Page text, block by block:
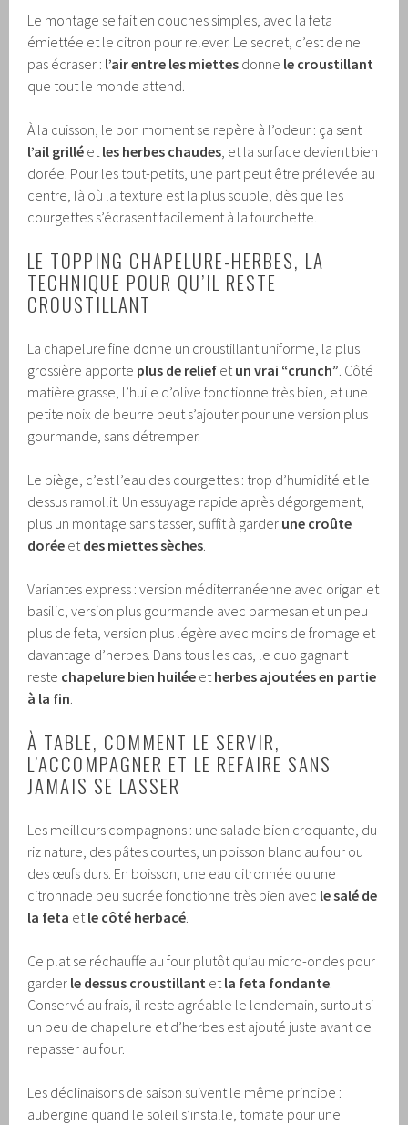
Le montage se fait en couches simples, avec la feta
émiettée et le citron pour relever. Le secret, c’est de ne
pas écraser : l’air entre les miettes donne le croustillant
que tout le monde attend.
À la cuisson, le bon moment se repère à l’odeur : ça sent
l’ail grillé etles herbes chaudes, et la surface devient bien
dorée. Pour les tout-petits, une part peut être prélevée au
centre, là où la texture est la plus souple, dès que les
courgettes s’écrasent facilement à la fourchette.
LE TOPPING CHAPELURE-HERBES, LA
TECHNIQUE POUR QU’IL RESTE
CROUSTILLANT
La chapelure fine donne un croustillant uniforme, la plus
grossière apporte plus de relief etun vrai “crunch”. Côté
matière grasse, l’huile d’olive fonctionne très bien, et une
petite noix de beurre peut s’ajouter pour une version plus
gourmande, sans détremper.
Le piège, c’est l’eau des courgettes : trop d’humidité et le
dessus ramollit. Un essuyage rapide après dégorgement,
plus un montage sans tasser, suffit à garder une croûte
dorée etdes miettes sèches.
Variantes express : version méditerranéenne avec origan et
basilic, version plus gourmande avec parmesan et un peu
plus de feta, version plus légère avec moins de fromage et
davantage d’herbes. Dans tous les cas, le duo gagnant
reste chapelure bien huilée etherbes ajoutées en partie
à la fin.
À TABLE, COMMENT LE SERVIR,
L’ACCOMPAGNER ET LE REFAIRE SANS
JAMAIS SE LASSER
Les meilleurs compagnons : une salade bien croquante, du
riz nature, des pâtes courtes, un poisson blanc au four ou
des œufs durs. En boisson, une eau citronnée ou une
citronnade peu sucrée fonctionne très bien avec le salé de
la feta etle côté herbacé.
Ce plat se réchauffe au four plutôt qu’au micro-ondes pour
garder le dessus croustillant etla feta fondante.
Conservé au frais, il reste agréable le lendemain, surtout si
un peu de chapelure et d’herbes est ajouté juste avant de
repasser au four.
Les déclinaisons de saison suivent le même principe :
aubergine quand le soleil s’installe, tomate pour une